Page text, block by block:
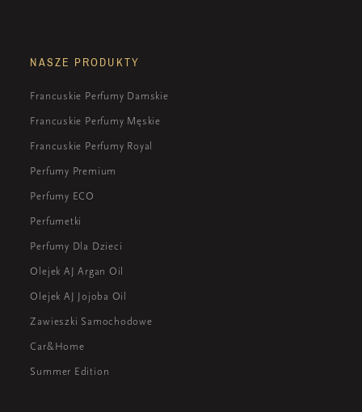
NASZE PRODUKTY
Francuskie Perfumy Damskie
Francuskie Perfumy Męskie
Francuskie Perfumy Royal
Perfumy Premium
Perfumy ECO
Perfumetki
Perfumy Dla Dzieci
Olejek AJ Argan Oil
Olejek AJ Jojoba Oil
Zawieszki Samochodowe
Car&Home
Summer Edition